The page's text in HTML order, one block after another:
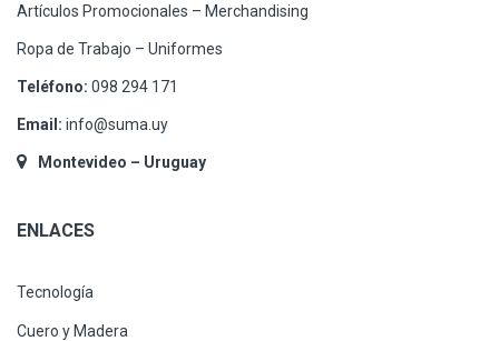
Artículos Promocionales – Merchandising
Ropa de Trabajo – Uniformes
Teléfono: 098 294 171
Email: info@suma.uy
Montevideo – Uruguay
ENLACES
Tecnología
Cuero y Madera